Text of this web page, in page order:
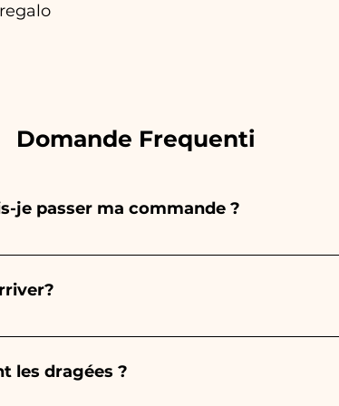
Domande Frequenti
je passer ma commande ?
à la main, donc leur création prend
événement a lieu avant les horaires
10/15 jours avant l'événement.
les dragées ?